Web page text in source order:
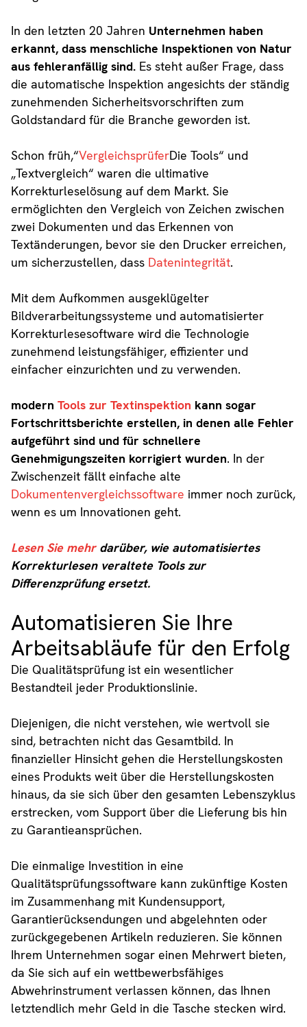
In den letzten 20 Jahren Unternehmen haben
erkannt, dass menschliche Inspektionen von Natur
aus fehleranfällig sind.Es steht außer Frage, dass
die automatische Inspektion angesichts der ständig
zunehmenden Sicherheitsvorschriften zum
Goldstandard für die Branche geworden ist.
Schon früh,“VergleichsprüferDie Tools“ und
„Textvergleich“ waren die ultimative
Korrekturleselösung auf dem Markt. Sie
ermöglichten den Vergleich von Zeichen zwischen
zwei Dokumenten und das Erkennen von
Textänderungen, bevor sie den Drucker erreichen,
um sicherzustellen, dass Datenintegrität.
Mit dem Aufkommen ausgeklügelter
Bildverarbeitungssysteme und automatisierter
Korrekturlesesoftware wird die Technologie
zunehmend leistungsfähiger, effizienter und
einfacher einzurichten und zu verwenden.
modern Tools zur Textinspektion kann sogar
Fortschrittsberichte erstellen, in denen alle Fehler
aufgeführt sind und für schnellere
Genehmigungszeiten korrigiert wurden. In der
Zwischenzeit fällt einfache alte
Dokumentenvergleichssoftware immer noch zurück,
wenn es um Innovationen geht.
Lesen Sie mehrdarüber, wie automatisiertes
Korrekturlesen veraltete Tools zur
Differenzprüfung ersetzt.
Automatisieren Sie Ihre
Arbeitsabläufe für den Erfolg
Die Qualitätsprüfung ist ein wesentlicher
Bestandteil jeder Produktionslinie.
Diejenigen, die nicht verstehen, wie wertvoll sie
sind, betrachten nicht das Gesamtbild. In
finanzieller Hinsicht gehen die Herstellungskosten
eines Produkts weit über die Herstellungskosten
hinaus, da sie sich über den gesamten Lebenszyklus
erstrecken, vom Support über die Lieferung bis hin
zu Garantieansprüchen.
Die einmalige Investition in eine
Qualitätsprüfungssoftware kann zukünftige Kosten
im Zusammenhang mit Kundensupport,
Garantierücksendungen und abgelehnten oder
zurückgegebenen Artikeln reduzieren. Sie können
Ihrem Unternehmen sogar einen Mehrwert bieten,
da Sie sich auf ein wettbewerbsfähiges
Abwehrinstrument verlassen können, das Ihnen
letztendlich mehr Geld in die Tasche stecken wird.